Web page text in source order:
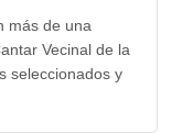
más de una
Vecinal de la
seleccionados y